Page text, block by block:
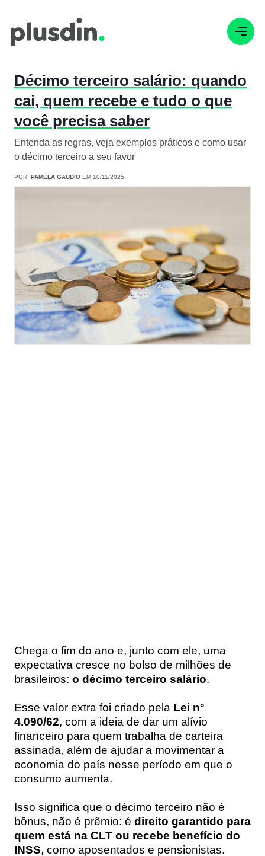
Décimo terceiro salário: quando
cai, quem recebe e tudo o que
você precisa saber
Entenda as regras, veja exemplos práticos e como usar
o décimo terceiro a seu favor
POR: PAMELA GAUDIO EM 10/11/2025
Chega o fim do ano e, junto com ele, uma
expectativa cresce no bolso de milhões de
brasileiros: o décimo terceiro salário.
Esse valor extra foi criado pela Lei n°
4.090/62, com a ideia de dar um alívio
financeiro para quem trabalha de carteira
assinada, além de ajudar a movimentar a
economia do país nesse período em que o
consumo aumenta.
Isso significa que o décimo terceiro não é
bônus, não é prêmio: é direito garantido para
quem está na CLT ou recebe benefício do
INSS, como aposentados e pensionistas.